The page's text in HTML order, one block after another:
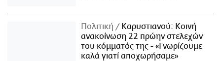
Πολιτική
Καρυστιανού: Κοινή
ανακοίνωση 22 πρώην στελεχών
του κόμματός της - «Γνωρίζουμε
καλά γιατί αποχωρήσαμε»